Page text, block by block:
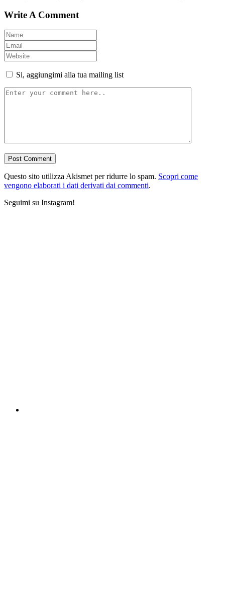
Write A Comment
Si, aggiungimi alla tua mailing list
Questo sito utilizza Akismet per ridurre lo spam. Scopri come
vengono elaborati i dati derivati dai commenti.
Seguimi su Instagram!